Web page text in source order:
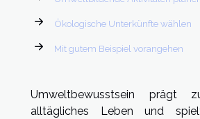
Ökologische Unterkünfte wählen
Mit gutem Beispiel vorangehen
Umweltbewusstsein prägt
alltägliches Leben und